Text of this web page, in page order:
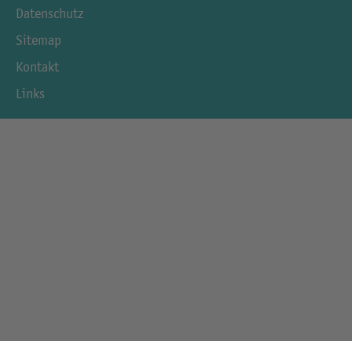
Datenschutz
Sitemap
Kontakt
Links